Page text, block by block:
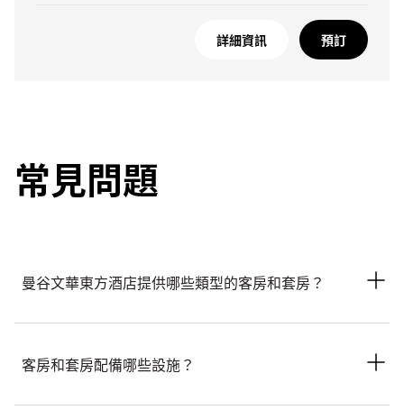
詳細資訊 預訂
常見問題
曼谷文華東方酒店提供哪些類型的客房和套房？
精心設計，坐擁迷人河景，例如展現酒店歷史底蘊的特色套房，
以及適合家庭入住的寬敞雙臥室套房。
客房和套房配備哪些設施？